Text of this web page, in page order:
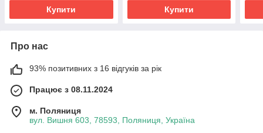
Купити Купити
Про нас
93% позитивних з 16 відгуків за рік
Працює з 08.11.2024
м. Поляниця
вул. Вишня 603, 78593, Поляниця, Україна